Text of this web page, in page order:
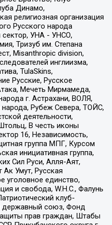
Динамо,
религиозная организация
Русского народа
УНА - УНСО,
Тризуб им. Степана
Misanthropic division,
инглиизма,
TulaSkins,
Русские, Русское
Мечеть Мирмамеда,
г. Астрахани, ВОЛЯ,
Рубеж Севера, ТОЙС,
деятельности,
В честь иконы
16, Независимость,
группа МПГ, Курсом
инициативная группа,
Сил Руси, Алля-Аят,
Ак Умут, Русская
уголовное единство,
и свобода, W.H.С., Фалунь
клуб-
державный союз, Фонд
прав граждан, Штабы